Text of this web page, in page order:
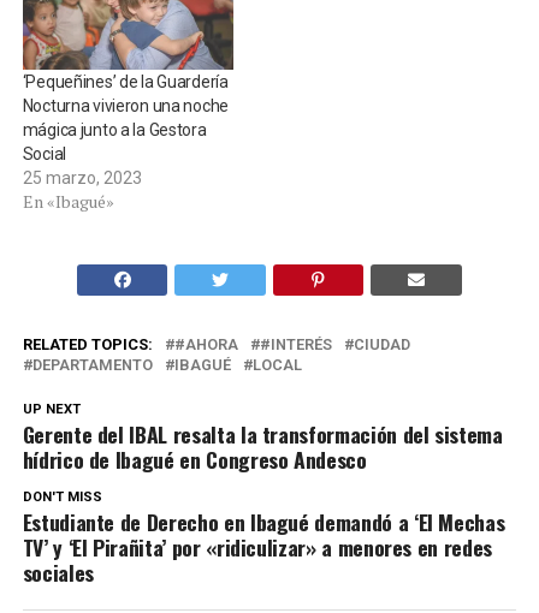
‘Pequeñines’ de la Guardería
Nocturna vivieron una noche
mágica junto a la Gestora
Social
25 marzo, 2023
En «Ibagué»
RELATED TOPICS: #AHORA #INTERÉS
CIUDAD
DEPARTAMENTO
IBAGUÉ LOCAL
UP NEXT
Gerente del IBAL resalta la transformación del sistema
hídrico de Ibagué en Congreso Andesco
DON'T MISS
Estudiante de Derecho en Ibagué demandó a ‘El Mechas
TV’ y ‘El Pirañita’ por «ridiculizar» a menores en redes
sociales